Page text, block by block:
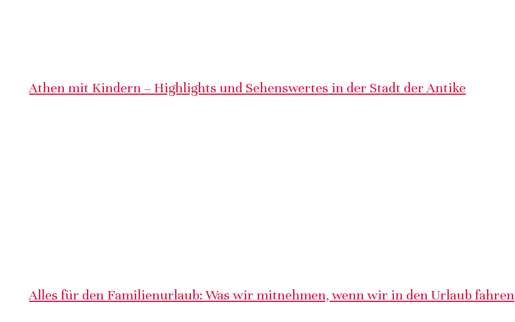
Athen mit Kindern – Highlights und Sehenswertes in der Stadt der Antike
Alles für den Familienurlaub: Was wir mitnehmen, wenn wir in den Urlaub fahren